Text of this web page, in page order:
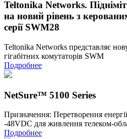
Teltonika Networks.
на новий рівень з
серії SWM28
Teltonika Networks представляє
гігабітних комутаторів SWM
Подробнее
NetSure™ 5100 Series
Призначення: Перетворення
-48VDC для живлення телеком-
Подробнее